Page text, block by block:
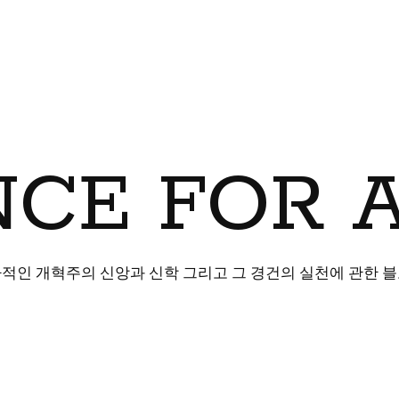
FOR
인 개혁주의 신앙과 신학 그리고 그 경건의 실천에 관한